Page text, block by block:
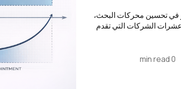
في تحسين محركات البحث،
الشركات التي تقدم
0 min read